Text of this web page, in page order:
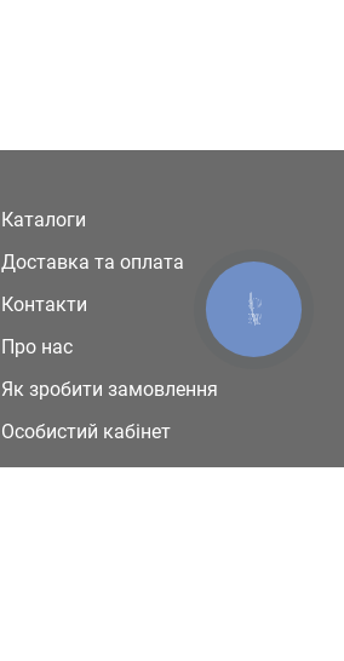
Каталоги
Доставка та оплата
Контакти
Про нас
Як зробити замовлення
Особистий кабінет
КНОПКА
ЗВ'ЯЗКУ